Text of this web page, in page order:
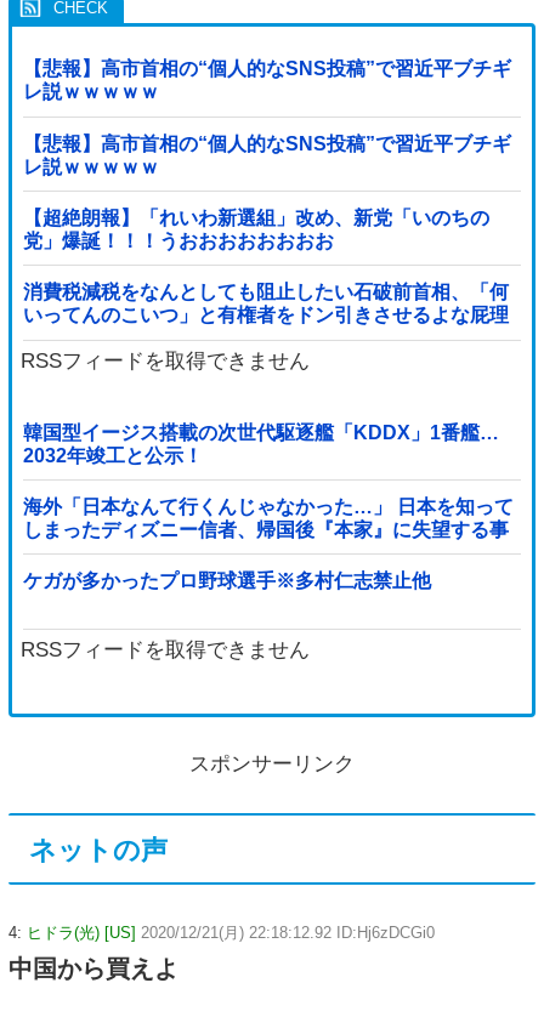
【悲報】高市首相の“個人的なSNS投稿”で習近平ブチギ
レ説ｗｗｗｗｗ
【悲報】高市首相の“個人的なSNS投稿”で習近平ブチギ
レ説ｗｗｗｗｗ
【超絶朗報】「れいわ新選組」改め、新党「いのちの
党」爆誕！！！うおおおおおおおお
消費税減税をなんとしても阻止したい石破前首相、「何
いってんのこいつ」と有権者をドン引きさせるよな屁理
屈を……
RSSフィードを取得できません
韓国型イージス搭載の次世代駆逐艦「KDDX」1番艦…
2032年竣工と公示！
海外「日本なんて行くんじゃなかった…」 日本を知って
しまったディズニー信者、帰国後『本家』に失望する事
態に
ケガが多かったプロ野球選手※多村仁志禁止他
RSSフィードを取得できません
スポンサーリンク
ネットの声
4: ヒドラ(光) [US] 2020/12/21(月) 22:18:12.92 ID:Hj6zDCGi0
中国から買えよ